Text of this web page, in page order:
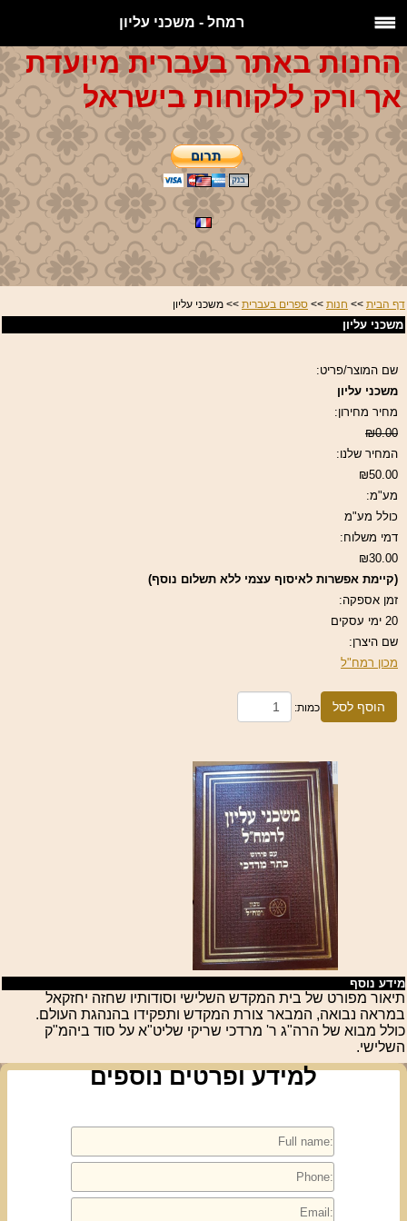
רמחל - משכני עליון
החנות באתר בעברית מיועדת
אך ורק ללקוחות בישראל
דף הבית >> חנות >> ספרים בעברית >> משכני עליון
משכני עליון
שם המוצר/פריט:
משכני עליון
מחיר מחירון:
₪0.00
המחיר שלנו:
₪50.00
מע"מ:
כולל מע"מ
דמי משלוח:
₪30.00
(קיימת אפשרות לאיסוף עצמי ללא תשלום נוסף)
זמן אספקה:
20 ימי עסקים
שם היצרן:
מכון רמח"ל
הוסף לסל כמות:
מידע נוסף
תיאור מפורט של בית המקדש השלישי וסודותיו שחזה יחזקאל
במראה נבואה, המבאר צורת המקדש ותפקידו בהנהגת העולם.
כולל מבוא של הרה"ג ר' מרדכי שריקי שליט"א על סוד ביהמ"ק
השלישי.
למידע ופרטים נוספים